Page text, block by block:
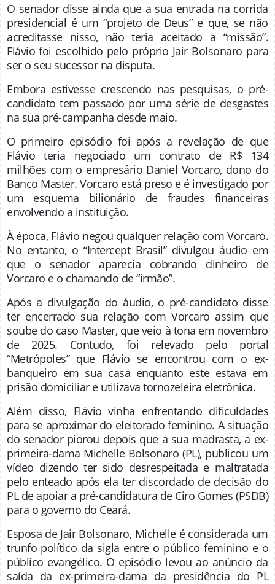
O senador disse ainda que a sua entrada na corrida
presidencial é um “projeto de Deus” e que, se não
acreditasse nisso, não teria aceitado a “missão”.
Flávio foi escolhido pelo próprio Jair Bolsonaro para
ser o seu sucessor na disputa.
Embora estivesse crescendo nas pesquisas, o pré-
candidato tem passado por uma série de desgastes
na sua pré-campanha desde maio.
O primeiro episódio foi após a revelação de que
Flávio teria negociado um contrato de R$ 134
milhões com o empresário Daniel Vorcaro, dono do
Banco Master. Vorcaro está preso e é investigado por
um esquema bilionário de fraudes financeiras
envolvendo a instituição.
À época, Flávio negou qualquer relação com Vorcaro.
No entanto, o “Intercept Brasil” divulgou áudio em
que o senador aparecia cobrando dinheiro de
Vorcaro e o chamando de “irmão”.
Após a divulgação do áudio, o pré-candidato disse
ter encerrado sua relação com Vorcaro assim que
soube do caso Master, que veio à tona em novembro
de 2025. Contudo, foi relevado pelo portal
“Metrópoles” que Flávio se encontrou com o ex-
banqueiro em sua casa enquanto este estava em
prisão domiciliar e utilizava tornozeleira eletrônica.
Além disso, Flávio vinha enfrentando dificuldades
para se aproximar do eleitorado feminino. A situação
do senador piorou depois que a sua madrasta, a ex-
primeira-dama Michelle Bolsonaro (PL), publicou um
vídeo dizendo ter sido desrespeitada e maltratada
pelo enteado após ela ter discordado de decisão do
PL de apoiar a pré-candidatura de Ciro Gomes (PSDB)
para o governo do Ceará.
Esposa de Jair Bolsonaro, Michelle é considerada um
trunfo político da sigla entre o público feminino e o
público evangélico. O episódio levou ao anúncio da
saída da ex-primeira-dama da presidência do PL